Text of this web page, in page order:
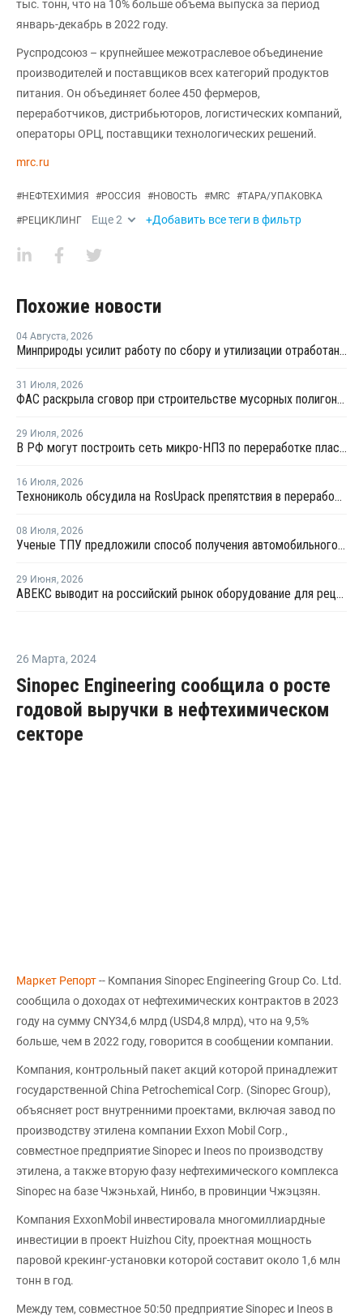
тыс. тонн, что на 10% больше объема выпуска за период
январь-декабрь в 2022 году.
Руспродсоюз – крупнейшее межотраслевое объединение
производителей и поставщиков всех категорий продуктов
питания. Он объединяет более 450 фермеров,
переработчиков, дистрибьюторов, логистических компаний,
операторы ОРЦ, поставщики технологических решений.
mrc.ru
#НЕФТЕХИМИЯ #РОССИЯ #НОВОСТЬ #MRC #ТАРА/УПАКОВКА
#РЕЦИКЛИНГ Еще2 +Добавить все теги в фильтр
Похожие новости
04 Августа, 2026
Минприроды усилит работу по сбору и утилизации отработанных шин
31 Июля, 2026
ФАС раскрыла сговор при строительстве мусорных полигонов на 14,9 млрд рублей
29 Июля, 2026
В РФ могут построить сеть микро-НПЗ по переработке пластика в бензин
16 Июля, 2026
Технониколь обсудила на RosUpack препятствия в переработке ПЭТ
08 Июля, 2026
Ученые ТПУ предложили способ получения автомобильного бензина из пластиковых отходов
29 Июня, 2026
АВЕКС выводит на российский рынок оборудование для рециклинга Avian Machinery
26 Марта, 2024
Sinopec Engineering сообщила о росте
годовой выручки в нефтехимическом
секторе
Маркет Репорт-- Компания Sinopec Engineering Group Co. Ltd.
сообщила о доходах от нефтехимических контрактов в 2023
году на сумму CNY34,6 млрд (USD4,8 млрд), что на 9,5%
больше, чем в 2022 году, говорится в сообщении компании.
Компания, контрольный пакет акций которой принадлежит
государственной China Petrochemical Corp. (Sinopec Group),
объясняет рост внутренними проектами, включая завод по
производству этилена компании Exxon Mobil Corp.,
совместное предприятие Sinopec и Ineos по производству
этилена, а также вторую фазу нефтехимического комплекса
Sinopec на базе Чжэньхай, Нинбо, в провинции Чжэцзян.
Компания ExxonMobil инвестировала многомиллиардные
инвестиции в проект Huizhou City, проектная мощность
паровой крекинг-установки которой составит около 1,6 млн
тонн в год.
Между тем, совместное 50:50 предприятие Sinopec и Ineos в